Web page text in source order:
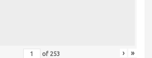
of 253 › »